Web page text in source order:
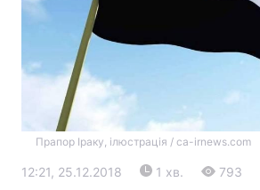
Прапор Іраку, ілюстрація / ca-irnews.com
12:21, 25.12.2018 1 хв. 793